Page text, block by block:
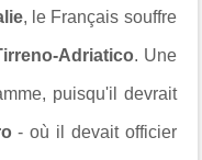
, le Français souffre
Adriatico. Une
puisqu'il devrait
- où il devait officier